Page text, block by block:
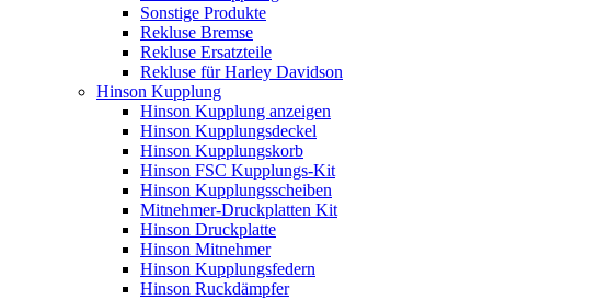
Sonstige Produkte
Rekluse Bremse
Rekluse Ersatzteile
Rekluse für Harley Davidson
Hinson Kupplung
Hinson Kupplung anzeigen
Hinson Kupplungsdeckel
Hinson Kupplungskorb
Hinson FSC Kupplungs-Kit
Hinson Kupplungsscheiben
Mitnehmer-Druckplatten Kit
Hinson Druckplatte
Hinson Mitnehmer
Hinson Kupplungsfedern
Hinson Ruckdämpfer